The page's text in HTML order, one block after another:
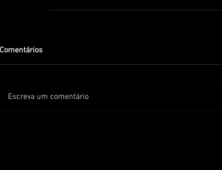
Comentários
Escreva um comentário